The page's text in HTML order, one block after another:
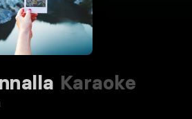
Karaoke